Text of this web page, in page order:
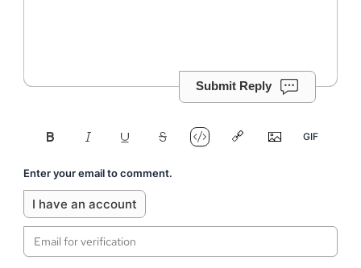
Submit Reply
Enter your email to comment.
I have an account